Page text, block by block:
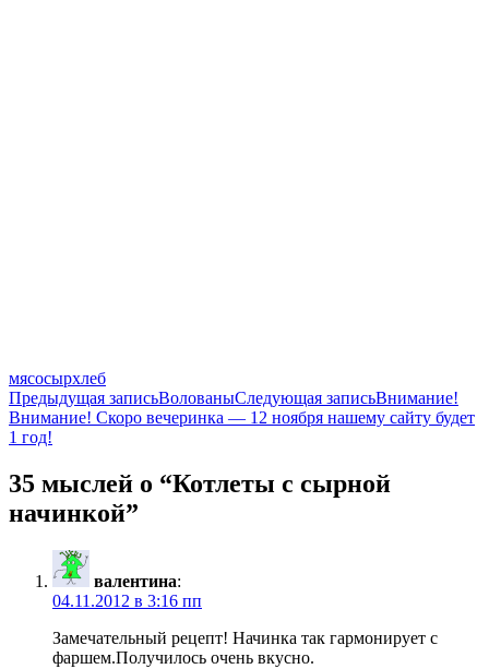
мясосырхлеб
Навигация
по
Предыдущая записьВолованыСледующая записьВнимание!
Внимание! Скоро вечеринка — 12 ноября нашему сайту будет
1 год!
35 мыслей о “Котлеты с сырной
начинкой”
валентина:
04.11.2012 в 3:16 пп
Замечательный рецепт! Начинка так гармонирует с
фаршем.Получилось очень вкусно.